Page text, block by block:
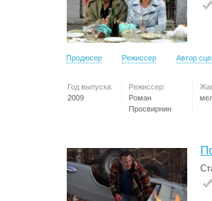
Продюсер Режиссер Автор
Год выпуска:
2009
Режиссер:
Роман
Просвирнин